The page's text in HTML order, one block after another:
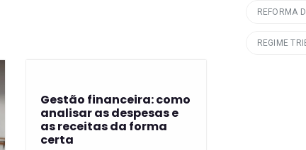
Gestão financeira: como
analisar as despesas e
as receitas da forma
certa
REFORMA
REGIME